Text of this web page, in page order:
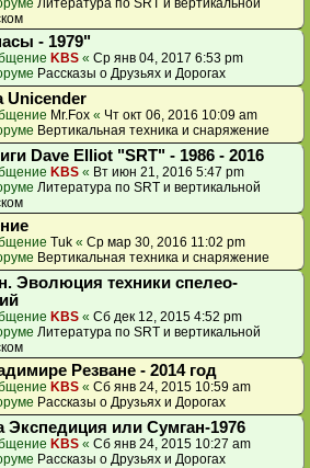
- 1979"
KBS « Ср янв 04, 2017 6:53 pm
Рассказы о Друзьях и Дорогах
Unicender
Mr.Fox « Чт окт 06, 2016 10:09 am
Вертикальная техника и снаряжение
Dave Elliot "SRT" - 1986 - 2016
KBS « Вт июн 21, 2016 5:47 pm
Литература по SRT и вертикальной
Tuk « Ср мар 30, 2016 11:02 pm
Вертикальная техника и снаряжение
Эволюция техники спелео-
KBS « Сб дек 12, 2015 4:52 pm
Литература по SRT и вертикальной
Резване - 2014 год
KBS « Сб янв 24, 2015 10:59 am
Рассказы о Друзьях и Дорогах
Экспедиция или Сумган-1976
KBS « Сб янв 24, 2015 10:27 am
Рассказы о Друзьях и Дорогах